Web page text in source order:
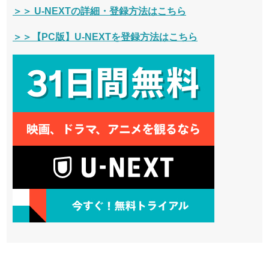
＞＞ U-NEXTの詳細・登録方法はこちら
＞＞【PC版】U-NEXTを登録方法はこちら